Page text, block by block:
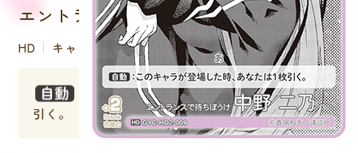
エントランスで待ちぼうけ 中野 二乃
HD キャラクター
：このキャラが登場した時、あなたは１枚
引く。